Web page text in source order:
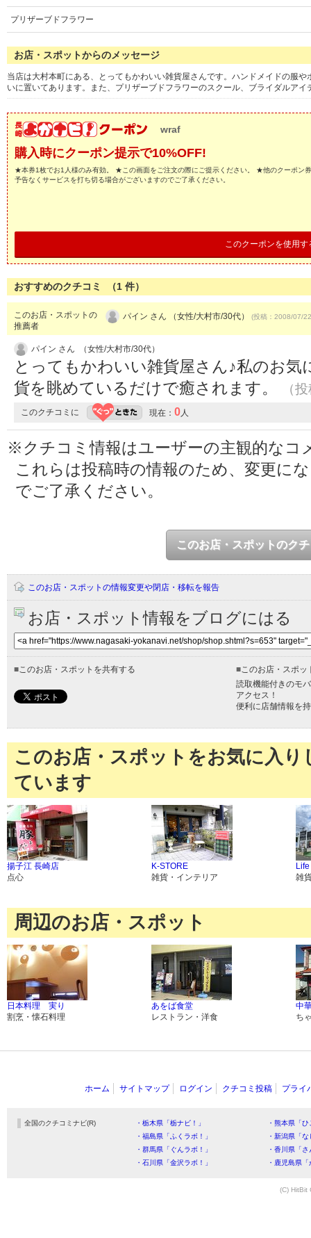
プリザーブドフラワー
お店・スポットからのメッセージ
当店は大村本町にある、とってもかわいい雑貨屋さんです。ハンドメイドの服
いに置いてあります。また、プリザーブドフラワーのスクール、ブライダルア
wraf
購入時にクーポン提示で10%OFF!
★本券1枚でお1人様のみ有効。 ★この画面をご注文の際にご提示ください。 ★他のクーポン
予告なくサービスを打ち切る場合がございますのでご了承ください。
このクーポンを使用す
おすすめのクチコミ （1 件）
このお店・スポットの
推薦者
パイン さん （女性/大村市/30代） (投稿：2008/07/
パイン さん （女性/大村市/30代）
とってもかわいい雑貨屋さん♪私のお気
貨を眺めているだけで癒されます。
（
このクチコミに 現在： 0人
※クチコミ情報はユーザーの主観的なコ
これらは投稿時の情報のため、変更に
でご了承ください。
このお店・スポットのク
このお店・スポットの情報変更や閉店・移転を報告
お店・スポット情報をブログにはる
■このお店・スポットを共有する ■このお店・スポッ
読取機能付きのモ
アクセス！
便利に店舗情報を
このお店・スポットをお気に入
ています
揚子江 長崎店
点心
K‐STORE
雑貨・インテリア
雑
周辺のお店・スポット
日本料理 実り
割烹・懐石料理
あをば食堂
レストラン・洋食
中
ち
ホーム サイトマップ ログイン クチコミ投稿 プライ
全国のクチコミナビ(R) ・栃木県「栃ナビ！」
・熊本県「
・福島県「ふくラボ！」
・新潟県「
・群馬県「ぐんラボ！」
・香川県「
・石川県「金沢ラボ！」
・鹿児島県
(C) HitBit